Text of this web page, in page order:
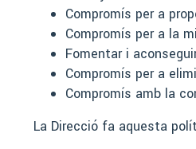
Compromís per a
Compromís per a la
Fomentar i
Compromís per a
Compromís amb la
La Direcció fa aquesta